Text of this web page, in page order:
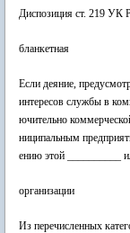
Диспозиция ст. 219 УК
бланкетная
Если деяние,
интересов службы в
ючительно
ниципальным
ению этой __________
организации
Из перечисленных